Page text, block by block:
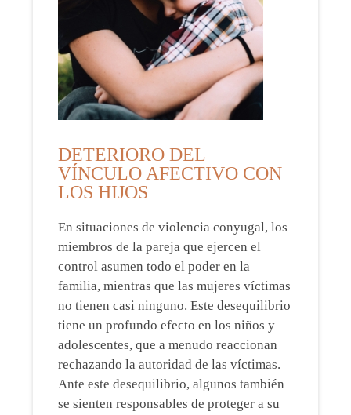
DETERIORO DEL
VÍNCULO AFECTIVO CON
LOS HIJOS
En situaciones de violencia conyugal, los
miembros de la pareja que ejercen el
control asumen todo el poder en la
familia, mientras que las mujeres víctimas
no tienen casi ninguno. Este desequilibrio
tiene un profundo efecto en los niños y
adolescentes, que a menudo reaccionan
rechazando la autoridad de las víctimas.
Ante este desequilibrio, algunos también
se sienten responsables de proteger a su